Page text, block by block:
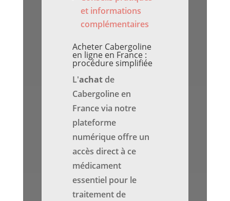
et informations
complémentaires
Acheter Cabergoline
en ligne en France :
procédure simplifiée
L'achatde
Cabergoline en
France via notre
plateforme
numérique offre un
accès direct à ce
médicament
essentiel pour le
traitement de